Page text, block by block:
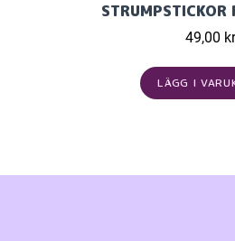
49,00
LÄGG I